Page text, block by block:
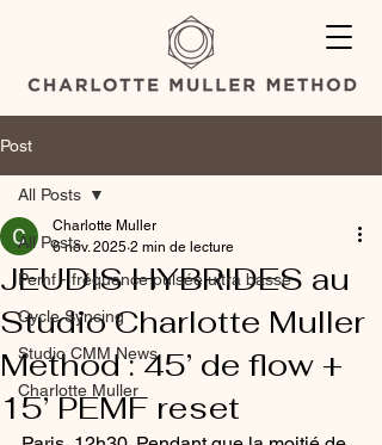
Post
All Posts
Pemf - fréquence pulsée ultra basse
Cycle Syncing
Studio CMM News
Charlotte Muller
All Posts
JEUDIS HYBRIDES au
Studio Charlotte Muller
Method : 45’ de flow +
15’ PEMF reset
Charlotte Muller
6 nov. 2025 2 min de lecture